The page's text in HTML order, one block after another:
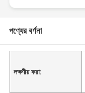
পণ্যের বর্ণনা
লক্ষণীয় করা: